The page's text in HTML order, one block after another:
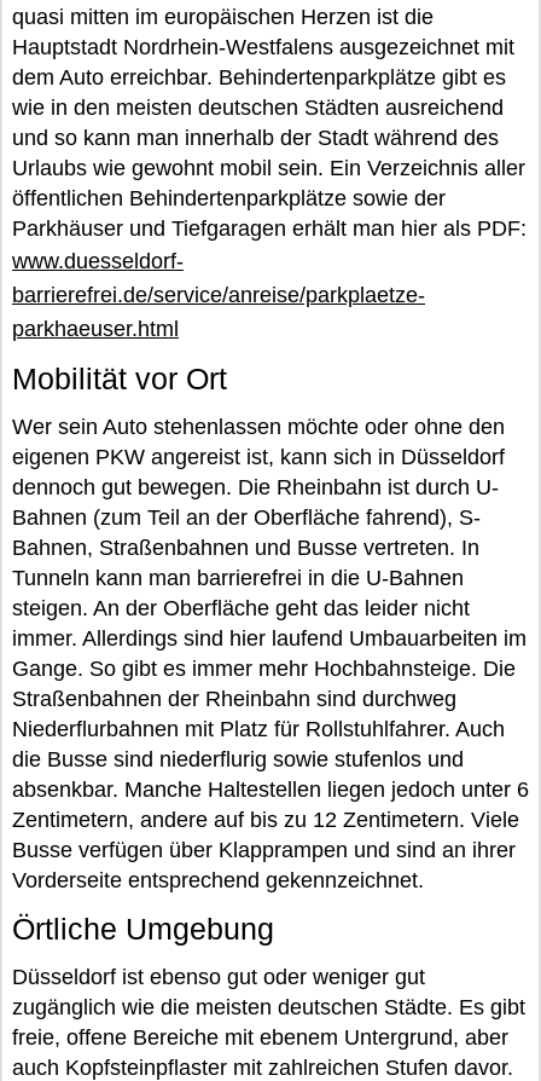
quasi mitten im europäischen Herzen ist die
Hauptstadt Nordrhein-Westfalens ausgezeichnet mit
dem Auto erreichbar. Behindertenparkplätze gibt es
wie in den meisten deutschen Städten ausreichend
und so kann man innerhalb der Stadt während des
Urlaubs wie gewohnt mobil sein. Ein Verzeichnis aller
öffentlichen Behindertenparkplätze sowie der
Parkhäuser und Tiefgaragen erhält man hier als PDF:
www.duesseldorf-
barrierefrei.de/service/anreise/parkplaetze-
parkhaeuser.html
Mobilität vor Ort
Wer sein Auto stehenlassen möchte oder ohne den
eigenen PKW angereist ist, kann sich in Düsseldorf
dennoch gut bewegen. Die Rheinbahn ist durch U-
Bahnen (zum Teil an der Oberfläche fahrend), S-
Bahnen, Straßenbahnen und Busse vertreten. In
Tunneln kann man barrierefrei in die U-Bahnen
steigen. An der Oberfläche geht das leider nicht
immer. Allerdings sind hier laufend Umbauarbeiten im
Gange. So gibt es immer mehr Hochbahnsteige. Die
Straßenbahnen der Rheinbahn sind durchweg
Niederflurbahnen mit Platz für Rollstuhlfahrer. Auch
die Busse sind niederflurig sowie stufenlos und
absenkbar. Manche Haltestellen liegen jedoch unter 6
Zentimetern, andere auf bis zu 12 Zentimetern. Viele
Busse verfügen über Klapprampen und sind an ihrer
Vorderseite entsprechend gekennzeichnet.
Örtliche Umgebung
Düsseldorf ist ebenso gut oder weniger gut
zugänglich wie die meisten deutschen Städte. Es gibt
freie, offene Bereiche mit ebenem Untergrund, aber
auch Kopfsteinpflaster mit zahlreichen Stufen davor.